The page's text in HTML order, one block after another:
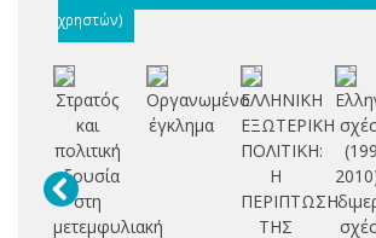
χρηστών)
Στρατός
και
πολιτική
εξουσία
στη
μετεμφυλιακή
Οργανωμένο
έγκλημα
ΕΛΛΗΝΙΚΗ
ΕΞΩΤΕΡΙΚΗ
ΠΟΛΙΤΙΚΗ:
Η
ΠΕΡΙΠΤΩΣΗ
ΤΗΣ